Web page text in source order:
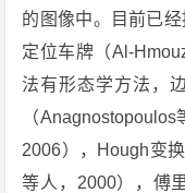
的图像中。目前已
定位车牌（Al-
法有形态学方法，
（
2006），Hough变
等人，2000），傅